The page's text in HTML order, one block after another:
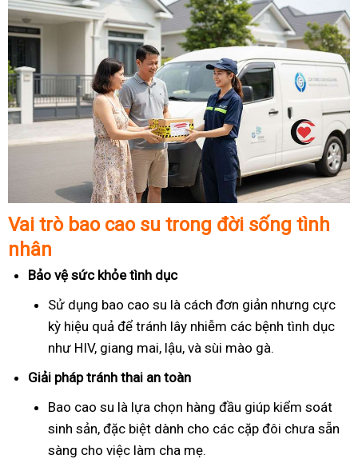
Vai trò bao cao su trong đời sống tình
nhân
Bảo vệ sức khỏe tình dục
Sử dụng bao cao su là cách đơn giản nhưng cực
kỳ hiệu quả để tránh lây nhiễm các bệnh tình dục
như HIV, giang mai, lậu, và sùi mào gà.
Giải pháp tránh thai an toàn
Bao cao su là lựa chọn hàng đầu giúp kiểm soát
sinh sản, đặc biệt dành cho các cặp đôi chưa sẵn
sàng cho việc làm cha mẹ.